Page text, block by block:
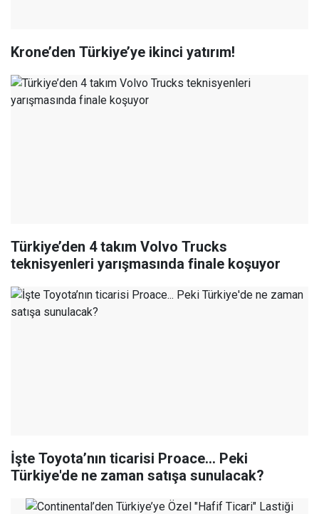
Krone’den Türkiye’ye ikinci yatırım!
Türkiye’den 4 takım Volvo Trucks
teknisyenleri yarışmasında finale koşuyor
İşte Toyota’nın ticarisi Proace... Peki
Türkiye'de ne zaman satışa sunulacak?